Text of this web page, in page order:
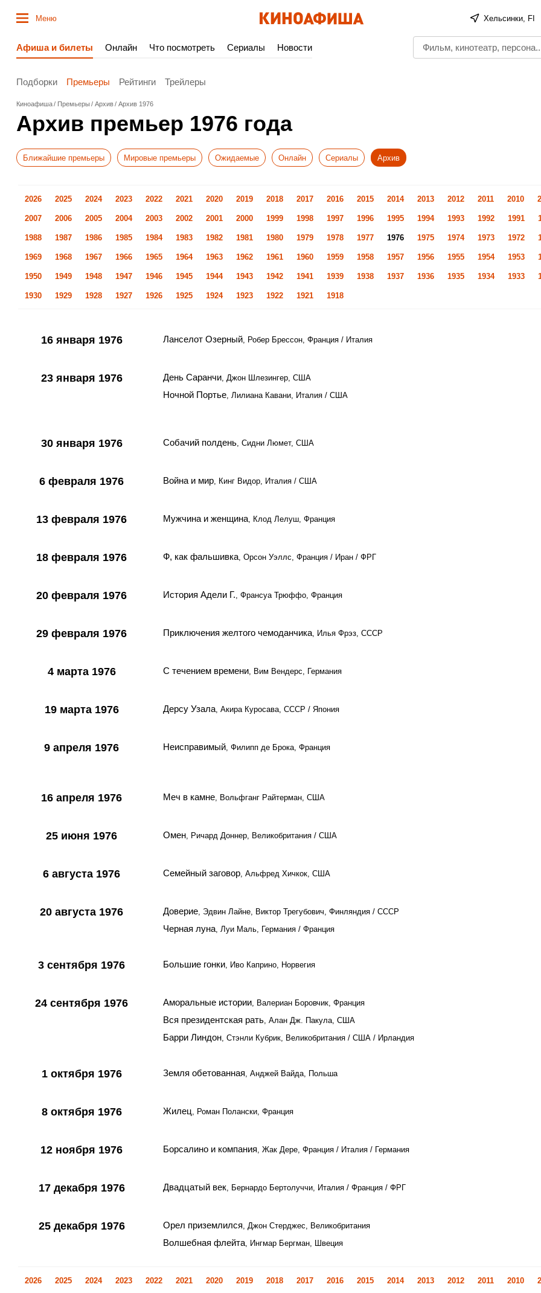
Меню Хельсинки, FI
Афиша и билеты Онлайн Что посмотреть Сериалы Новости
Подборки Премьеры Рейтинги Трейлеры
Киноафиша Премьеры Архив Архив 1976
Архив премьер 1976 года
Ближайшие премьеры Мировые премьеры Ожидаемые Онлайн Сериалы Архив
2026 2025 2024 2023 2022 2021 2020 2019 2018 2017 2016 2015 2014 2013 2012 2011 2010
2007 2006 2005 2004 2003 2002 2001 2000 1999 1998 1997 1996 1995 1994 1993 1992 1991
1988 1987 1986 1985 1984 1983 1982 1981 1980 1979 1978 1977 1976 1975 1974 1973 1972
1969 1968 1967 1966 1965 1964 1963 1962 1961 1960 1959 1958 1957 1956 1955 1954 1953
1950 1949 1948 1947 1946 1945 1944 1943 1942 1941 1939 1938 1937 1936 1935 1934 1933
1930 1929 1928 1927 1926 1925 1924 1923 1922 1921 1918
16 января 1976 Ланселот Озерный, Робер Брессон, Франция / Италия
23 января 1976 День Саранчи, Джон Шлезингер, США
Ночной Портье, Лилиана Кавани, Италия / США
30 января 1976 Собачий полдень, Сидни Люмет, США
6 февраля 1976 Война и мир, Кинг Видор, Италия / США
13 февраля 1976 Мужчина и женщина, Клод Лелуш, Франция
18 февраля 1976 Ф, как фальшивка, Орсон Уэллс, Франция / Иран / ФРГ
20 февраля 1976 История Адели Г., Франсуа Трюффо, Франция
29 февраля 1976 Приключения желтого чемоданчика, Илья Фрэз, СССР
4 марта 1976 С течением времени, Вим Вендерс, Германия
19 марта 1976 Дерсу Узала, Акира Куросава, СССР / Япония
9 апреля 1976 Неисправимый, Филипп де Брока, Франция
16 апреля 1976 Меч в камне, Вольфганг Райтерман, США
25 июня 1976 Омен, Ричард Доннер, Великобритания / США
6 августа 1976 Семейный заговор, Альфред Хичкок, США
20 августа 1976 Доверие, Эдвин Лайне, Виктор Трегубович, Финляндия / СССР
Черная луна, Луи Маль, Германия / Франция
3 сентября 1976 Большие гонки, Иво Каприно, Норвегия
24 сентября 1976 Аморальные истории, Валериан Боровчик, Франция
Вся президентская рать, Алан Дж. Пакула, США
Барри Линдон, Стэнли Кубрик, Великобритания / США / Ирландия
1 октября 1976 Земля обетованная, Анджей Вайда, Польша
8 октября 1976 Жилец, Роман Полански, Франция
12 ноября 1976 Борсалино и компания, Жак Дере, Франция / Италия / Германия
17 декабря 1976 Двадцатый век, Бернардо Бертолуччи, Италия / Франция / ФРГ
25 декабря 1976 Орел приземлился, Джон Стерджес, Великобритания
Волшебная флейта, Ингмар Бергман, Швеция
2026 2025 2024 2023 2022 2021 2020 2019 2018 2017 2016 2015 2014 2013 2012 2011 2010